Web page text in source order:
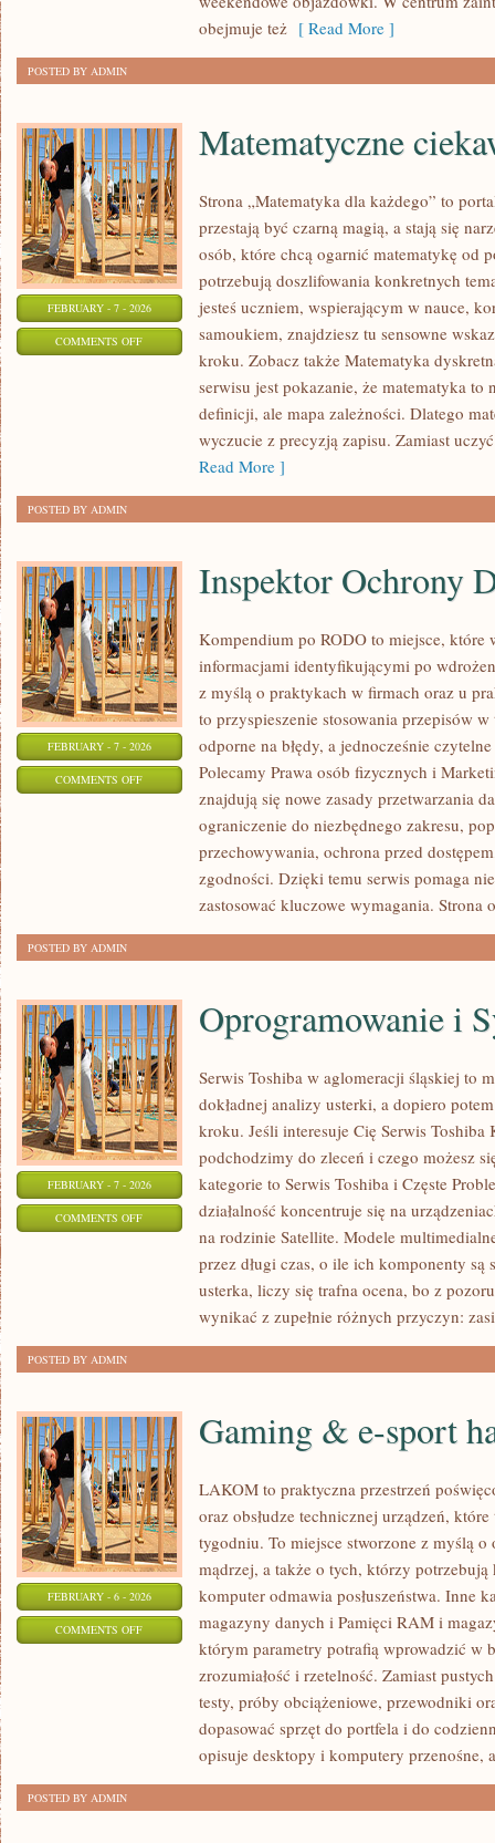
obejmuje też [ Read More ]
POSTED BY ADMIN
FEBRUARY - 7 - 2026
COMMENTS OFFON
MATEMATYCZNE
CIEKAWOSTKI
Matematyczne
Strona „Matematyka dla każdego” to
przestają być czarną magią, a stają się
osób, które chcą ogarnić matematykę od
potrzebują doszlifowania konkretnych
jesteś uczniem, wspierającym w nauce,
samoukiem, znajdziesz tu sensowne
kroku. Zobacz także Matematyka
serwisu jest pokazanie, że matematyka to
definicji, ale mapa zależności. Dlatego
wyczucie z precyzją zapisu. Zamiast
Read More ]
POSTED BY ADMIN
FEBRUARY - 7 - 2026
COMMENTS OFFON
INSPEKTOR
Inspektor Ochrony
Kompendium po RODO to miejsce, które
informacjami identyfikującymi po
z myślą o praktykach w firmach oraz u
to przyspieszenie stosowania przepisów
odporne na błędy, a jednocześnie
Polecamy Prawa osób fizycznych i
znajdują się nowe zasady przetwarzania
ograniczenie do niezbędnego zakresu,
przechowywania, ochrona przed
zgodności. Dzięki temu serwis pomaga
zastosować kluczowe wymagania. Strona
POSTED BY ADMIN
FEBRUARY - 7 - 2026
COMMENTS OFFON
OPROGRAMOWANIE
Oprogramowanie i
Serwis Toshiba w aglomeracji śląskiej to
dokładnej analizy usterki, a dopiero
kroku. Jeśli interesuje Cię Serwis
podchodzimy do zleceń i czego możesz
kategorie to Serwis Toshiba i Częste
działalność koncentruje się na
na rodzinie Satellite. Modele
przez długi czas, o ile ich komponenty
usterka, liczy się trafna ocena, bo z
wynikać z zupełnie różnych przyczyn:
POSTED BY ADMIN
FEBRUARY - 6 - 2026
COMMENTS OFFON
Gaming & e-sport
LAKOM to praktyczna przestrzeń
oraz obsłudze technicznej urządzeń,
tygodniu. To miejsce stworzone z myślą
mądrzej, a także o tych, którzy
komputer odmawia posłuszeństwa. Inne
magazyny danych i Pamięci RAM i
którym parametry potrafią wprowadzić w
zrozumiałość i rzetelność. Zamiast
testy, próby obciążeniowe, przewodniki
dopasować sprzęt do portfela i do
opisuje desktopy i komputery przenośne,
POSTED BY ADMIN